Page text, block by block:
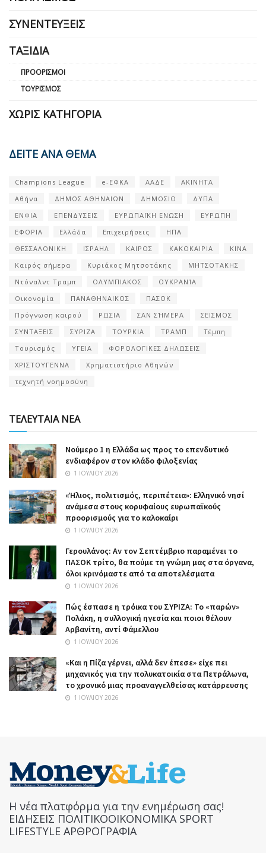
ΣΥΝΕΝΤΕΎΞΕΙΣ
ΤΑΞΊΔΙΑ
ΠΡΟΟΡΙΣΜΟΊ
ΤΟΥΡΙΣΜΌΣ
ΧΩΡΊΣ ΚΑΤΗΓΟΡΊΑ
ΔΕΙΤΕ ΑΝΑ ΘΕΜΑ
Champions League e-ΕΦΚΑ ΑΑΔΕ
ΑΚΙΝΗΤΑ
Αθήνα
ΔΗΜΟΣ ΑΘΗΝΑΙΩΝ ΔΗΜΟΣΙΟ
ΔΥΠΑ
ΕΝΦΙΑ
ΕΠΕΝΔΥΣΕΙΣ ΕΥΡΩΠΑΪΚΗ ΕΝΩΣΗ
ΕΥΡΩΠΗ
ΕΦΟΡΙΑ
Ελλάδα Επιχειρήσεις
ΗΠΑ
ΘΕΣΣΑΛΟΝΙΚΗ
ΙΣΡΑΗΛ ΚΑΙΡΟΣ ΚΑΚΟΚΑΙΡΙΑ
ΚΙΝΑ
Καιρός σήμερα
Κυριάκος Μητσοτάκης
ΜΗΤΣΟΤΑΚΗΣ
Ντόναλντ Τραμπ
ΟΛΥΜΠΙΑΚΟΣ
ΟΥΚΡΑΝΊΑ
Οικονομία
ΠΑΝΑΘΗΝΑΙΚΟΣ
ΠΑΣΟΚ
Πρόγνωση καιρού
ΡΩΣΙΑ ΣΑΝ ΣΉΜΕΡΑ
ΣΕΙΣΜΟΣ
ΣΥΝΤΑΞΕΙΣ
ΣΥΡΙΖΑ ΤΟΥΡΚΙΑ ΤΡΑΜΠ
Τέμπη
Τουρισμός
ΥΓΕΙΑ
ΦΟΡΟΛΟΓΙΚΕΣ ΔΗΛΩΣΕΙΣ
ΧΡΙΣΤΟΥΓΕΝΝΑ
Χρηματιστήριο Αθηνών
τεχνητή νοημοσύνη
ΤΕΛΕΥΤΑΙΑ ΝΕΑ
Nούμερο 1 η Ελλάδα ως προς το επενδυτικό
ενδιαφέρον στον κλάδο φιλοξενίας
1 ΙΟΥΛΊΟΥ 2026
«Ήλιος, πολιτισμός, περιπέτεια»: Ελληνικό νησί
ανάμεσα στους κορυφαίους ευρωπαϊκούς
προορισμούς για το καλοκαίρι
1 ΙΟΥΛΊΟΥ 2026
Γερουλάνος: Αν τον Σεπτέμβριο παραμένει το
ΠΑΣΟΚ τρίτο, θα πούμε τη γνώμη μας στα όργανα,
όλοι κρινόμαστε από τα αποτελέσματα
1 ΙΟΥΛΊΟΥ 2026
Πώς έσπασε η τρόικα του ΣΥΡΙΖΑ: Το «παρών»
Πολάκη, η συλλογική ηγεσία και ποιοι θέλουν
Αρβανίτη, αντί Φάμελλου
1 ΙΟΥΛΊΟΥ 2026
«Και η Πίζα γέρνει, αλλά δεν έπεσε» είχε πει
μηχανικός για την πολυκατοικία στα Πετράλωνα,
το χρονικό μιας προαναγγελθείσας κατάρρευσης
1 ΙΟΥΛΊΟΥ 2026
Η νέα πλατφόρμα για την ενημέρωση σας!
ΕΙΔΗΣΕΙΣ ΠΟΛΙΤΙΚΟΟΙΚΟΝΟΜΙΚΑ SPORT
LIFESTYLE ΑΡΘΡΟΓΡΑΦΙΑ